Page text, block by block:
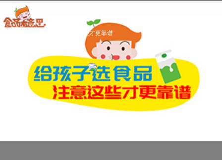
【食育】给孩子选食品，注意这些才更靠谱